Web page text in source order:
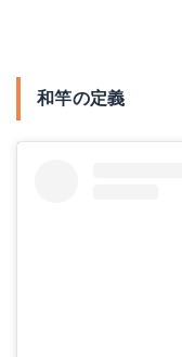
和竿の定義